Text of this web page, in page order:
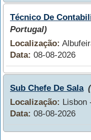
Técnico De
Portugal)
Localização:
Data: 08-08-2026
Sub Chefe De Sala
Localização: Lisbon
Data: 08-08-2026